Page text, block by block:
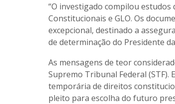
“O investigado compilou estudos
Constitucionais e GLO. Os
excepcional, destinado a
de determinação do Presidente
As mensagens de teor
Supremo Tribunal Federal
temporária de direitos
pleito para escolha do futuro